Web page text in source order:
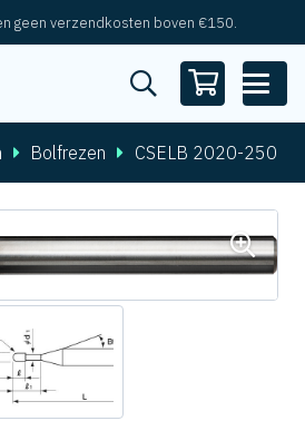
geen verzendkosten boven €150.
Bolfrezen CSELB 2020-250